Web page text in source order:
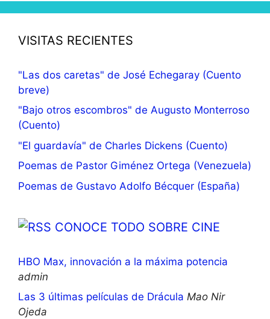
VISITAS RECIENTES
"Las dos caretas" de José Echegaray (Cuento
breve)
"Bajo otros escombros" de Augusto Monterroso
(Cuento)
"El guardavía" de Charles Dickens (Cuento)
Poemas de Pastor Giménez Ortega (Venezuela)
Poemas de Gustavo Adolfo Bécquer (España)
CONOCE TODO SOBRE CINE
HBO Max, innovación a la máxima potencia
admin
Las 3 últimas películas de Drácula Mao Nir
Ojeda